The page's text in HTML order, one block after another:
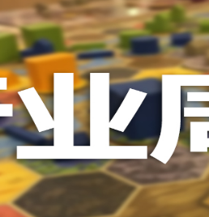
鉴于次数有限以及是在英雄之后，这对
推移，英雄会变得更强，为了不断重创
表上的数字越大，罪恶将会变得愈加难
。 与罪恶相对应的，是英雄阵营。每一次游戏，会在众
，扩展中还有二十个左右）选择七个
这一点的设计使游戏可玩度更高。然
行动都需要深思熟虑，与队友的配合显
装备武装自己，然而每一轮的装备数
战，然而行动有限，资源有限，英雄们
说，英雄的阵营将让你沉浸于此。，而
扮演了一次罪恶，大多数作为英雄时，
而是它本身加入的运气因素和策略程
有机会确实值得尝试！